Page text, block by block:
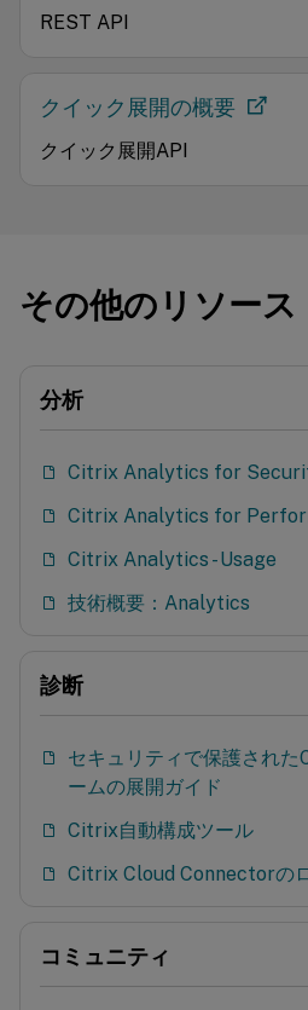
REST API
クイック展開の概要
クイック展開API
その他のリソース
分析
Citrix Analytics for
Citrix Analytics for
Citrix Analytics - Usage
技術概要：Analytics
診断
セキュリティで保護された
ームの展開ガイド
Citrix自動構成ツール
Citrix Cloud Connectorの
コミュニティ